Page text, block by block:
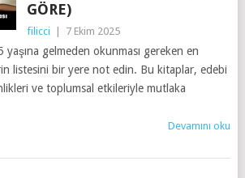
GÖRE)
filicci 7 Ekim 2025
yaşına gelmeden okunması gereken en
listesini bir yere not edin. Bu kitaplar, edebi
ve toplumsal etkileriyle mutlaka
Devamını oku